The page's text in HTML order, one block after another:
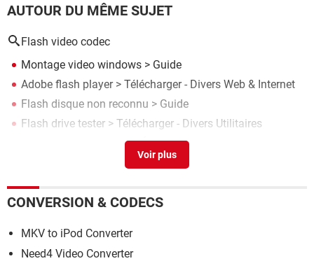
AUTOUR DU MÊME SUJET
Flash video codec
Montage video windows > Guide
Adobe flash player> Télécharger - Divers Web & Internet
Flash disque non reconnu > Guide
Flash drive tester > Télécharger - Divers Utilitaires
> Télécharger - Édition & Montage
CONVERSION & CODECS
MKV to iPod Converter
Need4 Video Converter